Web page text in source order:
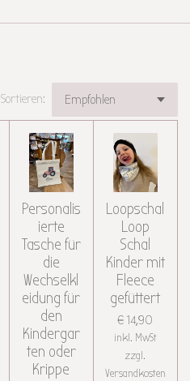
Sortieren:
Personalis
ierte
Tasche für
die
Wechselkl
eidung für
den
Kindergar
ten oder
Krippe
Loopschal
Loop
Schal
Kinder mit
Fleece
gefüttert
€ 14,90
inkl. MwSt
zzgl.
Versandkosten